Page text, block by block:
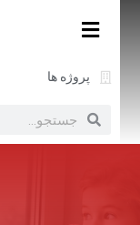
پروژه ها